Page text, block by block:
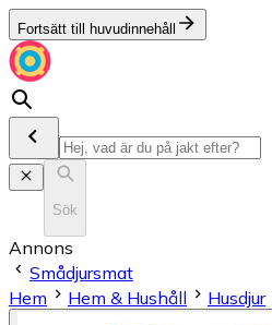
Fortsätt till huvudinnehåll
Sök
Annons
Smådjursmat
Hem
Hem & Hushåll Husdjur